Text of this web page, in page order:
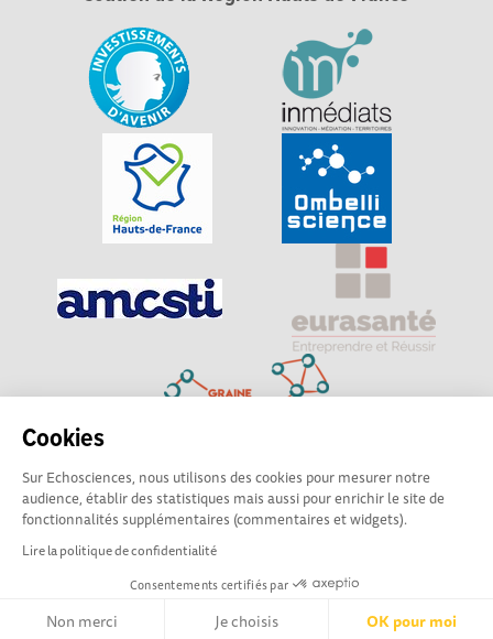
Cookies
Sur Echosciences, nous utilisons des cookies pour mesurer notre
audience, établir des statistiques mais aussi pour enrichir le site de
fonctionnalités supplémentaires (commentaires et widgets).
Lire la politique de confidentialité
Consentements certifiés par
Non merci Je choisis OK pour moi
Explorer, s’exprimer, rentrer en contact : Echosciences
Hauts-de-France est le réseau social des amateurs de
sciences et de technologies du territoire
Mentions légales|Politique de confidentialité
Ligne éditoriale